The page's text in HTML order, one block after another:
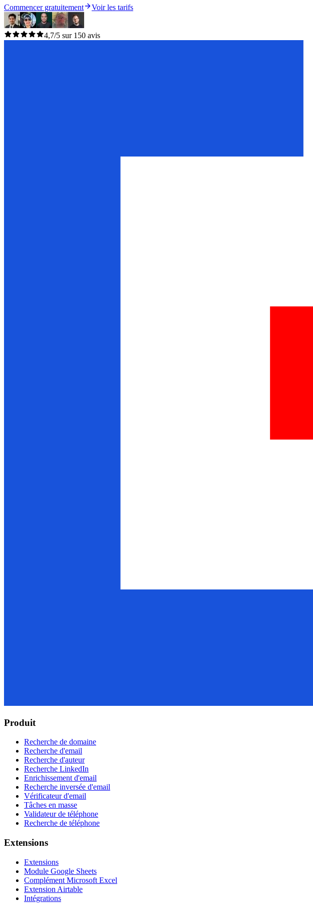
Commencer gratuitement Voir les tarifs
4,7/5 sur 150 avis
Produit
Recherche de domaine
Recherche d'email
Recherche d'auteur
Recherche LinkedIn
Enrichissement d'email
Recherche inversée d'email
Vérificateur d'email
Tâches en masse
Validateur de téléphone
Recherche de téléphone
Extensions
Extensions
Module Google Sheets
Complément Microsoft Excel
Extension Airtable
Intégrations